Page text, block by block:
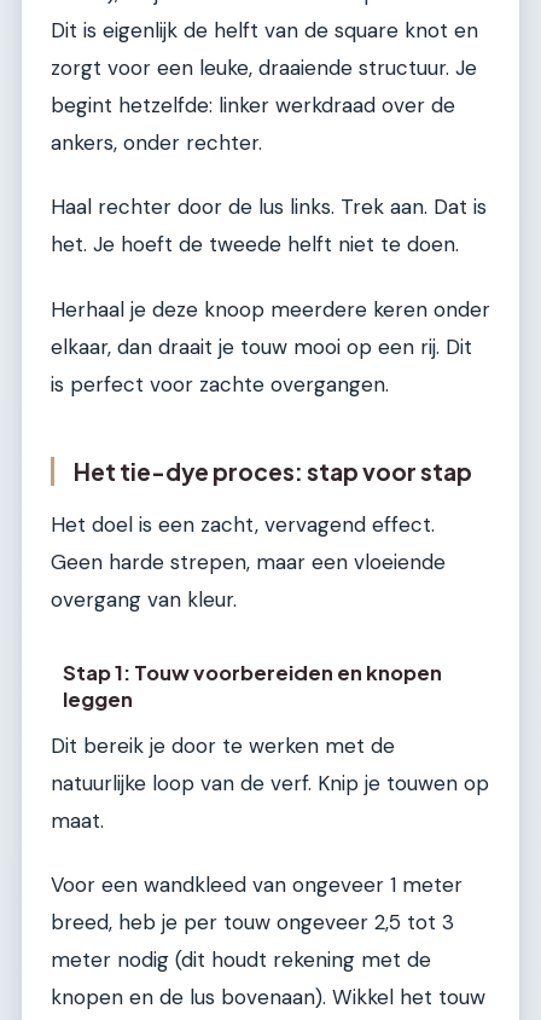
Dit is eigenlijk de helft van de square knot en
zorgt voor een leuke, draaiende structuur. Je
begint hetzelfde: linker werkdraad over de
ankers, onder rechter.
Haal rechter door de lus links. Trek aan. Dat is
het. Je hoeft de tweede helft niet te doen.
Herhaal je deze knoop meerdere keren onder
elkaar, dan draait je touw mooi op een rij. Dit
is perfect voor zachte overgangen.
Het tie-dye proces: stap voor stap
Het doel is een zacht, vervagend effect.
Geen harde strepen, maar een vloeiende
overgang van kleur.
Stap 1: Touw voorbereiden en knopen
leggen
Dit bereik je door te werken met de
natuurlijke loop van de verf. Knip je touwen op
maat.
Voor een wandkleed van ongeveer 1 meter
breed, heb je per touw ongeveer 2,5 tot 3
meter nodig (dit houdt rekening met de
knopen en de lus bovenaan). Wikkel het touw